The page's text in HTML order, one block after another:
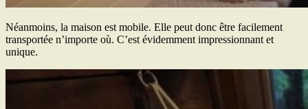
Néanmoins, la maison est mobile. Elle peut donc être facilement
transportée n’importe où. C’est évidemment impressionnant et
unique.